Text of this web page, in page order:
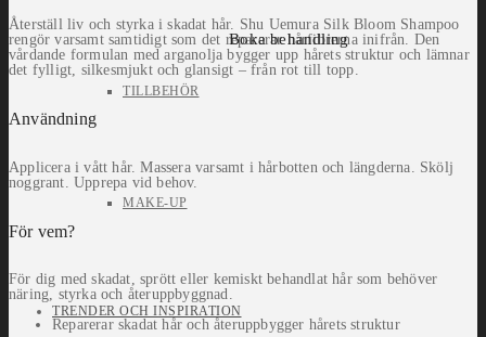
TILLBEHÖR
MAKE-UP
TRENDER OCH INSPIRATION
Boka behandling
Återställ liv och styrka i skadat hår. Shu Uemura Silk Bloom Shampoo
rengör varsamt samtidigt som det reparerar hårfibrerna inifrån. Den
vårdande formulan med arganolja bygger upp hårets struktur och lämnar
det fylligt, silkesmjukt och glansigt – från rot till topp.
Användning
Applicera i vått hår. Massera varsamt i hårbotten och längderna. Skölj
noggrant. Upprepa vid behov.
För vem?
För dig med skadat, sprött eller kemiskt behandlat hår som behöver
näring, styrka och återuppbyggnad.
Reparerar skadat hår och återuppbygger hårets struktur